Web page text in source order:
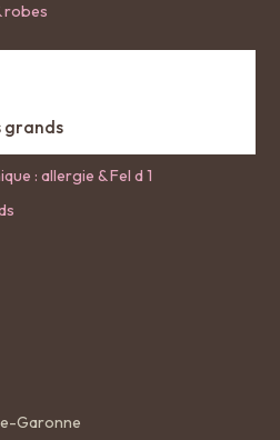
robes
grands
: allergie & Fel d 1
Garonne